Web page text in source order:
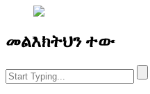
መልእክትህን ተው